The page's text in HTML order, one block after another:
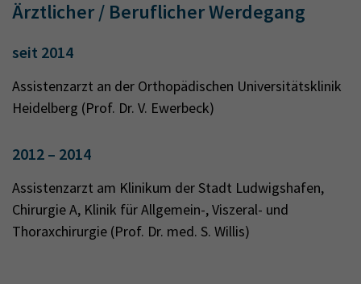
Ärztlicher / Beruflicher Werdegang
seit 2014
Assistenzarzt an der Orthopädischen Universitätsklinik
Heidelberg (Prof. Dr. V. Ewerbeck)
2012 – 2014
Assistenzarzt am Klinikum der Stadt Ludwigshafen,
Chirurgie A, Klinik für Allgemein-, Viszeral- und
Thoraxchirurgie (Prof. Dr. med. S. Willis)